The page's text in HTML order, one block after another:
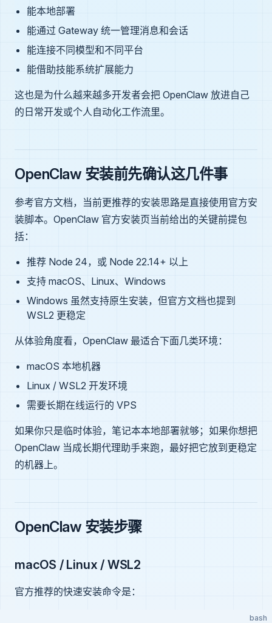
能本地部署
能通过 Gateway 统一管理消息和会话
能连接不同模型和不同平台
能借助技能系统扩展能力
这也是为什么越来越多开发者会把 OpenClaw 放进自己
的日常开发或个人自动化工作流里。
OpenClaw 安装前先确认这几件事
参考官方文档，当前更推荐的安装思路是直接使用官方安
装脚本。OpenClaw 官方安装页当前给出的关键前提包
括：
推荐 Node 24，或 Node 22.14+ 以上
支持 macOS、Linux、Windows
Windows 虽然支持原生安装，但官方文档也提到
WSL2 更稳定
从体验角度看，OpenClaw 最适合下面几类环境：
macOS 本地机器
Linux / WSL2 开发环境
需要长期在线运行的 VPS
如果你只是临时体验，笔记本本地部署就够；如果你想把
OpenClaw 当成长期代理助手来跑，最好把它放到更稳定
的机器上。
OpenClaw 安装步骤
macOS / Linux / WSL2
官方推荐的快速安装命令是：
bash